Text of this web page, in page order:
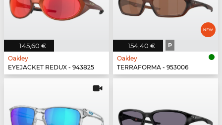
145,60 €
Oakley
EYEJACKET REDUX - 943825
154,40 € P
Oakley
TERRAFORMA - 953006